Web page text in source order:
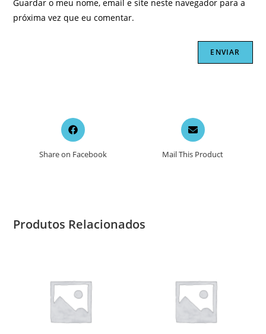
Guardar o meu nome, email e site neste navegador para a
próxima vez que eu comentar.
Opens
in
new
Share on Facebook
Opens
in
a
new
Mail This Product
Produtos Relacionados